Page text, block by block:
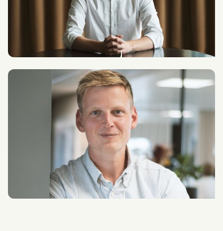
Senior Process Transformation Architect
nss@combine.dk